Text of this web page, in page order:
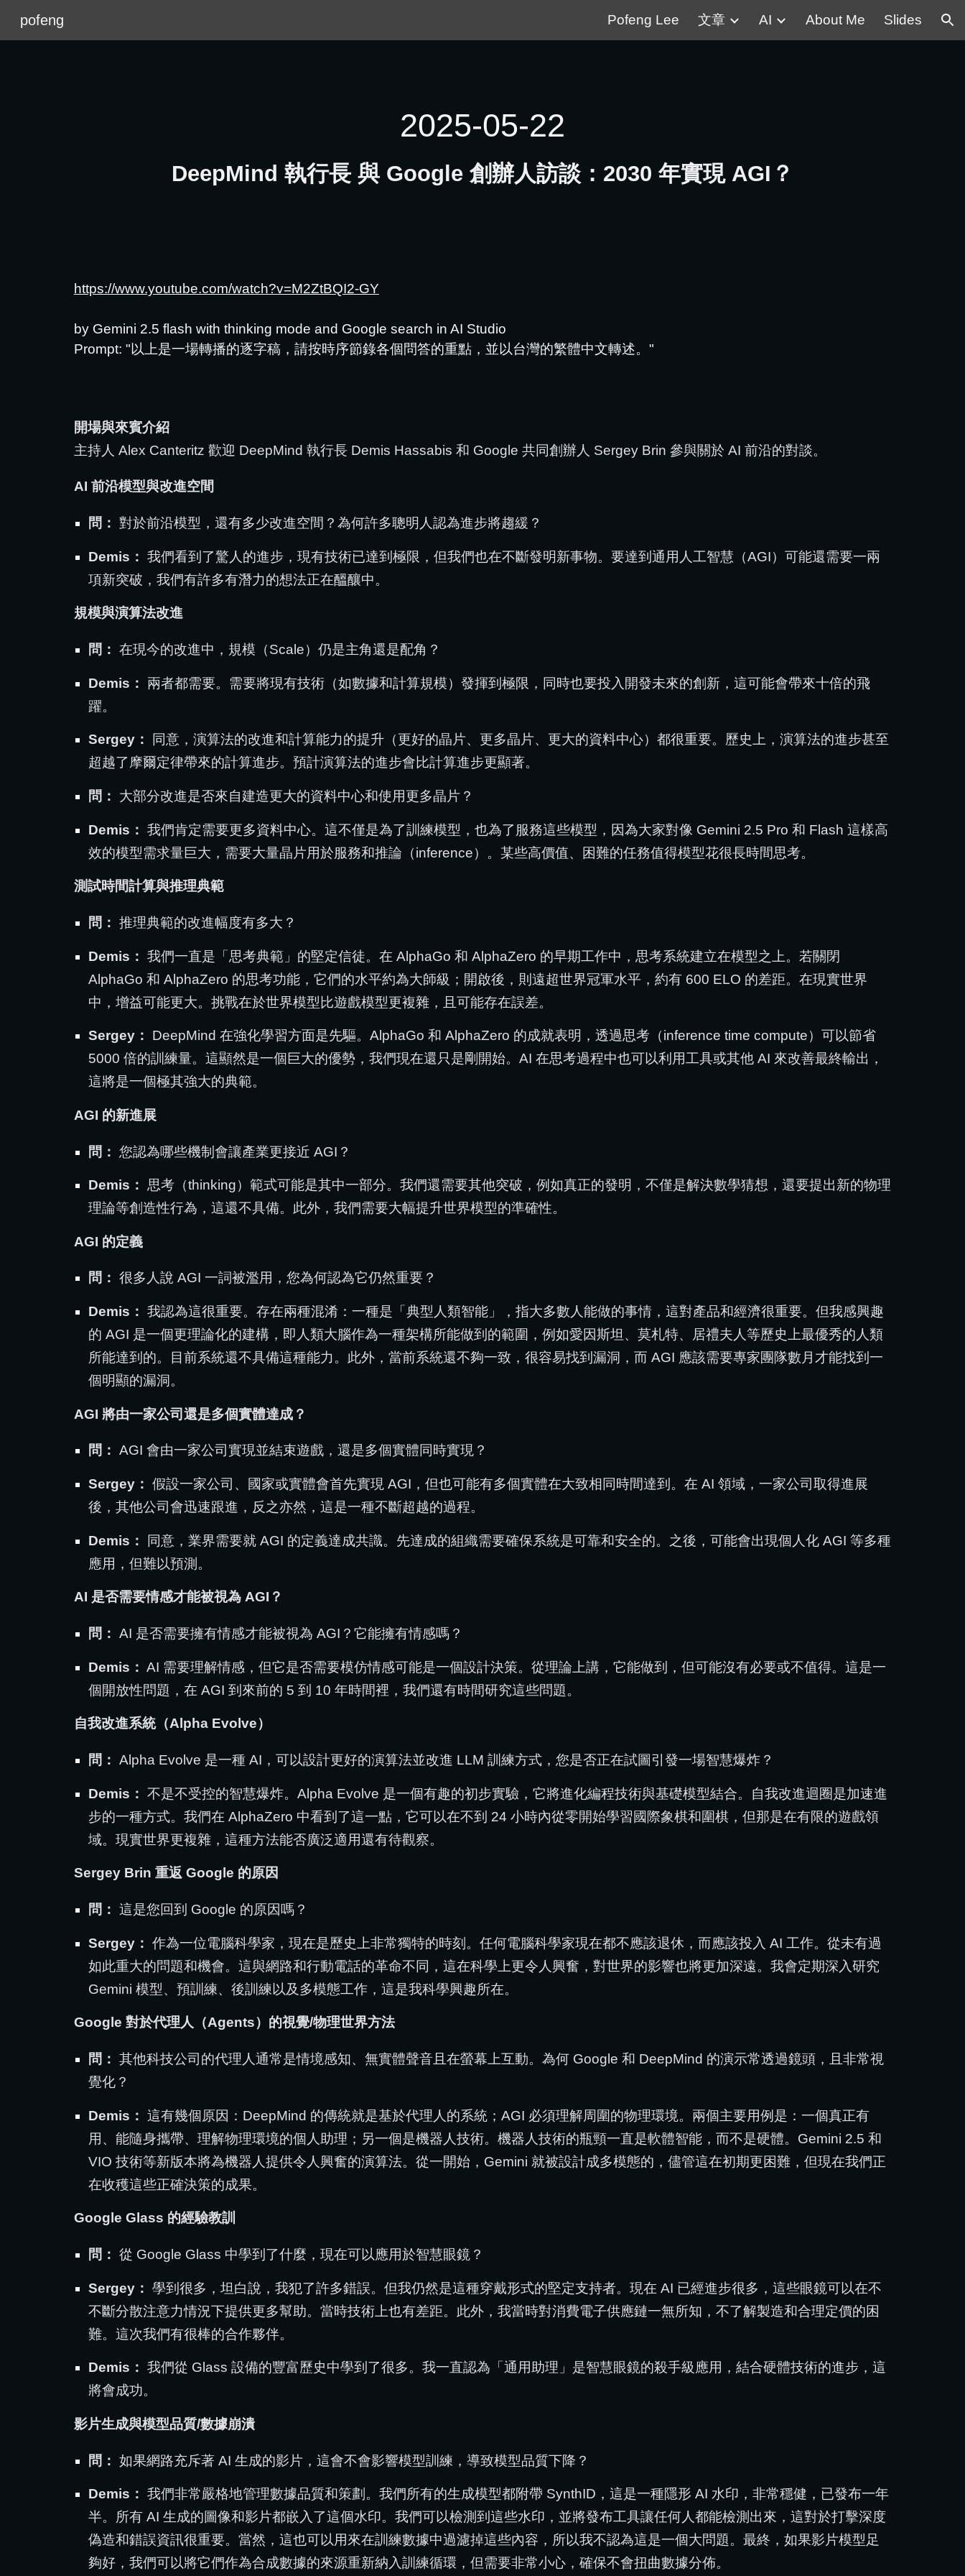
Skip to navigation
pofeng Pofeng Lee 文章 AI About Me Slides
2025-05-22
DeepMind 執行長 與 Google 創辦人訪談：2030 年實現 AGI？
https://www.youtube.com/watch?v=M2ZtBQI2-GY
by Gemini 2.5 flash with thinking mode and Google search in AI Studio
Prompt: "以上是一場轉播的逐字稿，請按時序節錄各個問答的重點，並以台灣的繁體中文轉述。"
開場與來賓介紹
主持人 Alex Canteritz 歡迎 DeepMind 執行長 Demis Hassabis 和 Google 共同創辦人 Sergey Brin 參與關於 AI 前沿的對談。
AI 前沿模型與改進空間
問： 對於前沿模型，還有多少改進空間？為何許多聰明人認為進步將趨緩？
Demis： 我們看到了驚人的進步，現有技術已達到極限，但我們也在不斷發明新事物。要達到通用人工智慧（AGI）可能還需要一兩
項新突破，我們有許多有潛力的想法正在醞釀中。
規模與演算法改進
問： 在現今的改進中，規模（Scale）仍是主角還是配角？
Demis：
兩者都需要。需要將現有技術（如數據和計算規模）發揮到極限，同時也要投入開發未來的創新，這可能會帶來十倍的飛
躍。
Sergey：
同意，演算法的改進和計算能力的提升（更好的晶片、更多晶片、更大的資料中心）都很重要。歷史上，演算法的進步甚至
超越了摩爾定律帶來的計算進步。預計演算法的進步會比計算進步更顯著。
問： 大部分改進是否來自建造更大的資料中心和使用更多晶片？
Demis： 我們肯定需要更多資料中心。這不僅是為了訓練模型，也為了服務這些模型，因為大家對像 Gemini 2.5 Pro 和 Flash 這樣高
效的模型需求量巨大，需要大量晶片用於服務和推論（inference）。某些高價值、困難的任務值得模型花很長時間思考。
測試時間計算與推理典範
問： 推理典範的改進幅度有多大？
Demis： 我們一直是「思考典範」的堅定信徒。在 AlphaGo 和 AlphaZero 的早期工作中，思考系統建立在模型之上。若關閉
AlphaGo 和 AlphaZero 的思考功能，它們的水平約為大師級；開啟後，則遠超世界冠軍水平，約有 600 ELO 的差距。在現實世界
中，增益可能更大。挑戰在於世界模型比遊戲模型更複雜，且可能存在誤差。
Sergey：
DeepMind 在強化學習方面是先驅。AlphaGo 和 AlphaZero 的成就表明，透過思考（inference time compute）可以節省
5000 倍的訓練量。這顯然是一個巨大的優勢，我們現在還只是剛開始。AI 在思考過程中也可以利用工具或其他 AI 來改善最終輸出，
這將是一個極其強大的典範。
AGI 的新進展
問： 您認為哪些機制會讓產業更接近 AGI？
Demis：
思考（thinking）範式可能是其中一部分。我們還需要其他突破，例如真正的發明，不僅是解決數學猜想，還要提出新的物理
理論等創造性行為，這還不具備。此外，我們需要大幅提升世界模型的準確性。
AGI 的定義
問： 很多人說 AGI 一詞被濫用，您為何認為它仍然重要？
Demis： 我認為這很重要。存在兩種混淆：一種是「典型人類智能」，指大多數人能做的事情，這對產品和經濟很重要。但我感興趣
的 AGI 是一個更理論化的建構，即人類大腦作為一種架構所能做到的範圍，例如愛因斯坦、莫札特、居禮夫人等歷史上最優秀的人類
所能達到的。目前系統還不具備這種能力。此外，當前系統還不夠一致，很容易找到漏洞，而 AGI 應該需要專家團隊數月才能找到一
個明顯的漏洞。
AGI 將由一家公司還是多個實體達成？
問： AGI 會由一家公司實現並結束遊戲，還是多個實體同時實現？
Sergey： 假設一家公司、國家或實體會首先實現 AGI，但也可能有多個實體在大致相同時間達到。在 AI 領域，一家公司取得進展
後，其他公司會迅速跟進，反之亦然，這是一種不斷超越的過程。
Demis：
同意，業界需要就 AGI 的定義達成共識。先達成的組織需要確保系統是可靠和安全的。之後，可能會出現個人化 AGI 等多種
應用，但難以預測。
AI 是否需要情感才能被視為 AGI？
問： AI 是否需要擁有情感才能被視為 AGI？它能擁有情感嗎？
Demis： AI 需要理解情感，但它是否需要模仿情感可能是一個設計決策。從理論上講，它能做到，但可能沒有必要或不值得。這是一
個開放性問題，在 AGI 到來前的 5 到 10 年時間裡，我們還有時間研究這些問題。
自我改進系統（Alpha Evolve）
問： Alpha Evolve 是一種 AI，可以設計更好的演算法並改進 LLM 訓練方式，您是否正在試圖引發一場智慧爆炸？
Demis： 不是不受控的智慧爆炸。Alpha Evolve 是一個有趣的初步實驗，它將進化編程技術與基礎模型結合。自我改進迴圈是加速進
步的一種方式。我們在 AlphaZero 中看到了這一點，它可以在不到 24 小時內從零開始學習國際象棋和圍棋，但那是在有限的遊戲領
域。現實世界更複雜，這種方法能否廣泛適用還有待觀察。
Sergey Brin 重返 Google 的原因
問： 這是您回到 Google 的原因嗎？
Sergey： 作為一位電腦科學家，現在是歷史上非常獨特的時刻。任何電腦科學家現在都不應該退休，而應該投入 AI 工作。從未有過
如此重大的問題和機會。這與網路和行動電話的革命不同，這在科學上更令人興奮，對世界的影響也將更加深遠。我會定期深入研究
Gemini 模型、預訓練、後訓練以及多模態工作，這是我科學興趣所在。
Google 對於代理人（Agents）的視覺/物理世界方法
問： 其他科技公司的代理人通常是情境感知、無實體聲音且在螢幕上互動。為何 Google 和 DeepMind 的演示常透過鏡頭，且非常視
覺化？
Demis： 這有幾個原因：DeepMind 的傳統就是基於代理人的系統；AGI 必須理解周圍的物理環境。兩個主要用例是：一個真正有
用、能隨身攜帶、理解物理環境的個人助理；另一個是機器人技術。機器人技術的瓶頸一直是軟體智能，而不是硬體。Gemini 2.5 和
VIO 技術等新版本將為機器人提供令人興奮的演算法。從一開始，Gemini 就被設計成多模態的，儘管這在初期更困難，但現在我們正
在收穫這些正確決策的成果。
Google Glass 的經驗教訓
問： 從 Google Glass 中學到了什麼，現在可以應用於智慧眼鏡？
Sergey： 學到很多，坦白說，我犯了許多錯誤。但我仍然是這種穿戴形式的堅定支持者。現在 AI 已經進步很多，這些眼鏡可以在不
不斷分散注意力情況下提供更多幫助。當時技術上也有差距。此外，我當時對消費電子供應鏈一無所知，不了解製造和合理定價的困
難。這次我們有很棒的合作夥伴。
Demis： 我們從 Glass 設備的豐富歷史中學到了很多。我一直認為「通用助理」是智慧眼鏡的殺手級應用，結合硬體技術的進步，這
將會成功。
影片生成與模型品質/數據崩潰
問： 如果網路充斥著 AI 生成的影片，這會不會影響模型訓練，導致模型品質下降？
Demis： 我們非常嚴格地管理數據品質和策劃。我們所有的生成模型都附帶 SynthID，這是一種隱形 AI 水印，非常穩健，已發布一年
半。所有 AI 生成的圖像和影片都嵌入了這個水印。我們可以檢測到這些水印，並將發布工具讓任何人都能檢測出來，這對於打擊深度
偽造和錯誤資訊很重要。當然，這也可以用來在訓練數據中過濾掉這些內容，所以我不認為這是一個大問題。最終，如果影片模型足
夠好，我們可以將它們作為合成數據的來源重新納入訓練循環，但需要非常小心，確保不會扭曲數據分佈。